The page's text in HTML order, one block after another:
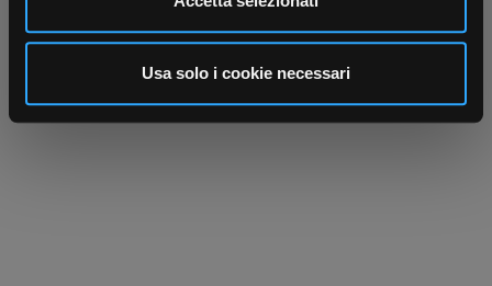
analizzare il nostro traffico. Condividiamo inoltre
informazioni sul modo in cui utilizza il nostro sito con i
nostri partner che si occupano di analisi dei dati web,
pubblicità e social media, i quali potrebbero combinarle
Usa solo i cookie necessari